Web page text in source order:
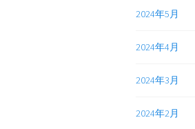
2024年5月
2024年4月
2024年3月
2024年2月